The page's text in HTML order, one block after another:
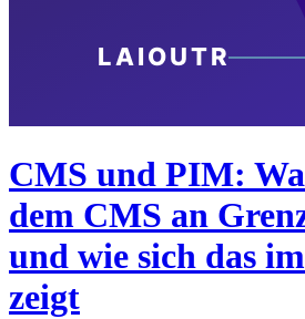
CMS und PIM:
dem CMS an
und wie sich das
zeigt